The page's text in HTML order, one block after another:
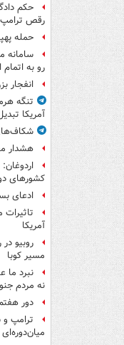
حکم
رقص ترامپ
حمله
سامانه
رو به
انفجار
تنگه
آمریکا
هشدار
کشورهای
ادعای
تاثیرات
آمریکا
روبیو
مسیر کوبا
نبرد
نه مردم
دور
ترامپ و
میان‌دوره‌ای